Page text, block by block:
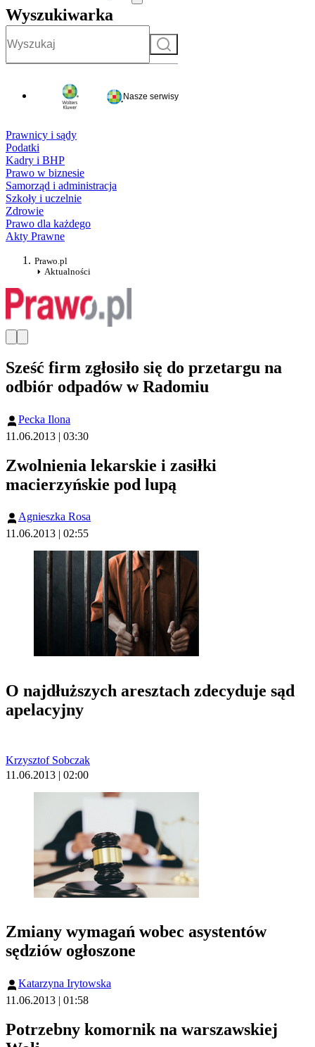
Wyszukiwarka
Szukaj
Nasze serwisy
Prawnicy i sądy
Podatki
Kadry i BHP
Prawo w biznesie
Samorząd i administracja
Szkoły i uczelnie
Zdrowie
Prawo dla każdego
Akty Prawne
Prawo.pl
Aktualności
Sześć firm zgłosiło się do przetargu na
odbiór odpadów w Radomiu
Pecka Ilona
11.06.2013 | 03:30
Zwolnienia lekarskie i zasiłki
macierzyńskie pod lupą
Agnieszka Rosa
11.06.2013 | 02:55
O najdłuższych aresztach zdecyduje sąd
apelacyjny
Krzysztof Sobczak
11.06.2013 | 02:00
Zmiany wymagań wobec asystentów
sędziów ogłoszone
Katarzyna Irytowska
11.06.2013 | 01:58
Potrzebny komornik na warszawskiej